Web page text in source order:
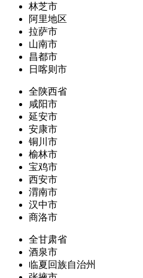
林芝市
阿里地区
拉萨市
山南市
昌都市
日喀则市
全陕西省
咸阳市
延安市
安康市
铜川市
榆林市
宝鸡市
西安市
渭南市
汉中市
商洛市
全甘肃省
酒泉市
临夏回族自治州